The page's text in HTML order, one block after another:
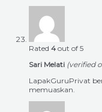
Rated 4 out of 5
Sari Melati (verified
LapakGuruPrivat
memuaskan.